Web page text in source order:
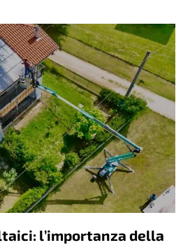
l’importanza della